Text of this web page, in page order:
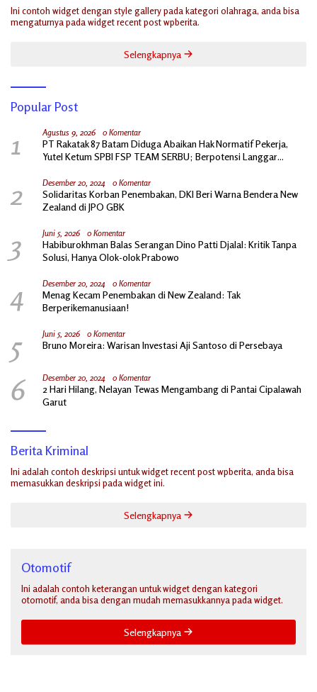
Ini contoh widget dengan style gallery pada kategori olahraga, anda bisa
mengaturnya pada widget recent post wpberita.
Selengkapnya
Popular Post
1 Agustus 9, 2026 0 Komentar
PT Rakatak 87 Batam Diduga Abaikan Hak Normatif Pekerja,
Yutel Ketum SPBI FSP TEAM SERBU; Berpotensi Langgar
2 Desember 20, 2024 0 Komentar
Solidaritas Korban Penembakan, DKI Beri Warna Bendera New
Zealand di JPO GBK
3 Juni 5, 2026 0 Komentar
Habiburokhman Balas Serangan Dino Patti Djalal: Kritik Tanpa
Solusi, Hanya Olok-olok Prabowo
4 Desember 20, 2024 0 Komentar
Menag Kecam Penembakan di New Zealand: Tak
Berperikemanusiaan!
5 Juni 5, 2026 0 Komentar
Bruno Moreira: Warisan Investasi Aji Santoso di Persebaya
6 Desember 20, 2024 0 Komentar
2 Hari Hilang, Nelayan Tewas Mengambang di Pantai Cipalawah
Garut
Berita Kriminal
Ini adalah contoh deskripsi untuk widget recent post wpberita, anda bisa
memasukkan deskripsi pada widget ini.
Selengkapnya
Otomotif
Ini adalah contoh keterangan untuk widget dengan kategori
otomotif, anda bisa dengan mudah memasukkannya pada widget.
Selengkapnya